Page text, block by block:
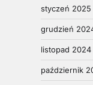
styczeń 2025
grudzień
listopad 2024
październik